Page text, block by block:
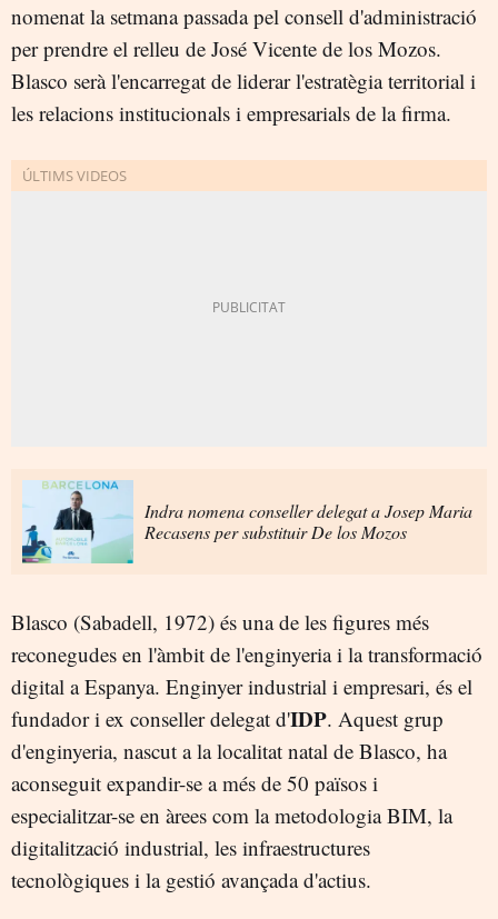
nomenat la setmana passada pel consell d'administració
per prendre el relleu de José Vicente de los Mozos.
Blasco serà l'encarregat de liderar l'estratègia territorial i
les relacions institucionals i empresarials de la firma.
Indra nomena conseller delegat a Josep Maria
Recasens per substituir De los Mozos
Blasco (Sabadell, 1972) és una de les figures més
reconegudes en l'àmbit de l'enginyeria i la transformació
digital a Espanya. Enginyer industrial i empresari, és el
fundador i ex conseller delegat d'IDP. Aquest grup
d'enginyeria, nascut a la localitat natal de Blasco, ha
aconseguit expandir-se a més de 50 països i
especialitzar-se en àrees com la metodologia BIM, la
digitalització industrial, les infraestructures
tecnològiques i la gestió avançada d'actius.